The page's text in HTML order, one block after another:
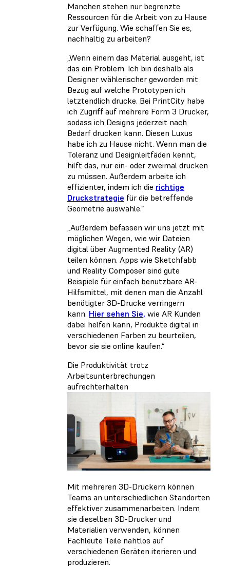
Manchen stehen nur begrenzte
Ressourcen für die Arbeit von zu Hause
zur Verfügung. Wie schaffen Sie es,
nachhaltig zu arbeiten?
„Wenn einem das Material ausgeht, ist
das ein Problem. Ich bin deshalb als
Designer wählerischer geworden mit
Bezug auf welche Prototypen ich
letztendlich drucke. Bei PrintCity habe
ich Zugriff auf mehrere Form 3 Drucker,
sodass ich Designs jederzeit nach
Bedarf drucken kann. Diesen Luxus
habe ich zu Hause nicht. Wenn man die
Toleranz und Designleitfäden kennt,
hilft das, nur ein- oder zweimal drucken
zu müssen. Außerdem arbeite ich
effizienter, indem ich die richtige
Druckstrategie für die betreffende
Geometrie auswähle.“
„Außerdem befassen wir uns jetzt mit
möglichen Wegen, wie wir Dateien
digital über Augmented Reality (AR)
teilen können. Apps wie Sketchfabb
und Reality Composer sind gute
Beispiele für einfach benutzbare AR-
Hilfsmittel, mit denen man die Anzahl
benötigter 3D-Drucke verringern
kann. Hier sehen Sie, wie AR Kunden
dabei helfen kann, Produkte digital in
verschiedenen Farben zu beurteilen,
bevor sie sie online kaufen.“
Die Produktivität trotz
Arbeitsunterbrechungen
aufrechterhalten
Mit mehreren 3D-Druckern können
Teams an unterschiedlichen Standorten
effektiver zusammenarbeiten. Indem
sie dieselben 3D-Drucker und
Materialien verwenden, können
Fachleute Teile nahtlos auf
verschiedenen Geräten iterieren und
produzieren.